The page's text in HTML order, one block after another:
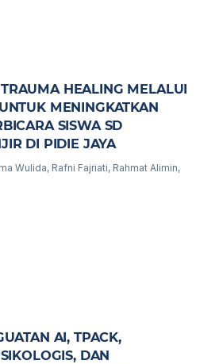
HEALING MELALUI
MENINGKATKAN
SISWA SD
DI PIDIE JAYA
Wulida, Rafni Fajriati, Rahmat Alimin,
AI, TPACK,
DAN